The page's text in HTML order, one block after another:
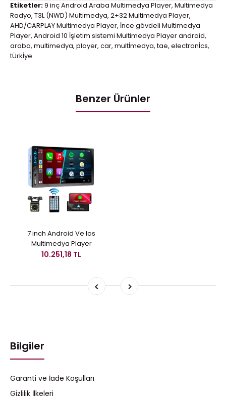
Etiketler:9 inç Android Araba Multimedya Player, Multimedya
Radyo, T3L (NWD) Multimedya, 2+32 Multimedya Player,
AHD/CARPLAY Multimedya Player, İnce gövdeli Multimedya
Player, Android 10 İşletim sistemi Multimedya Player android,
araba, multimedya, player, car, multİmedya,tae, electronİcs,
tÜrkİye
Benzer Ürünler
7 inch Android Ve Ios
Multimedya Player
10.251,18 TL
Bilgiler
Garanti ve İade Koşulları
Gizlilik İlkeleri